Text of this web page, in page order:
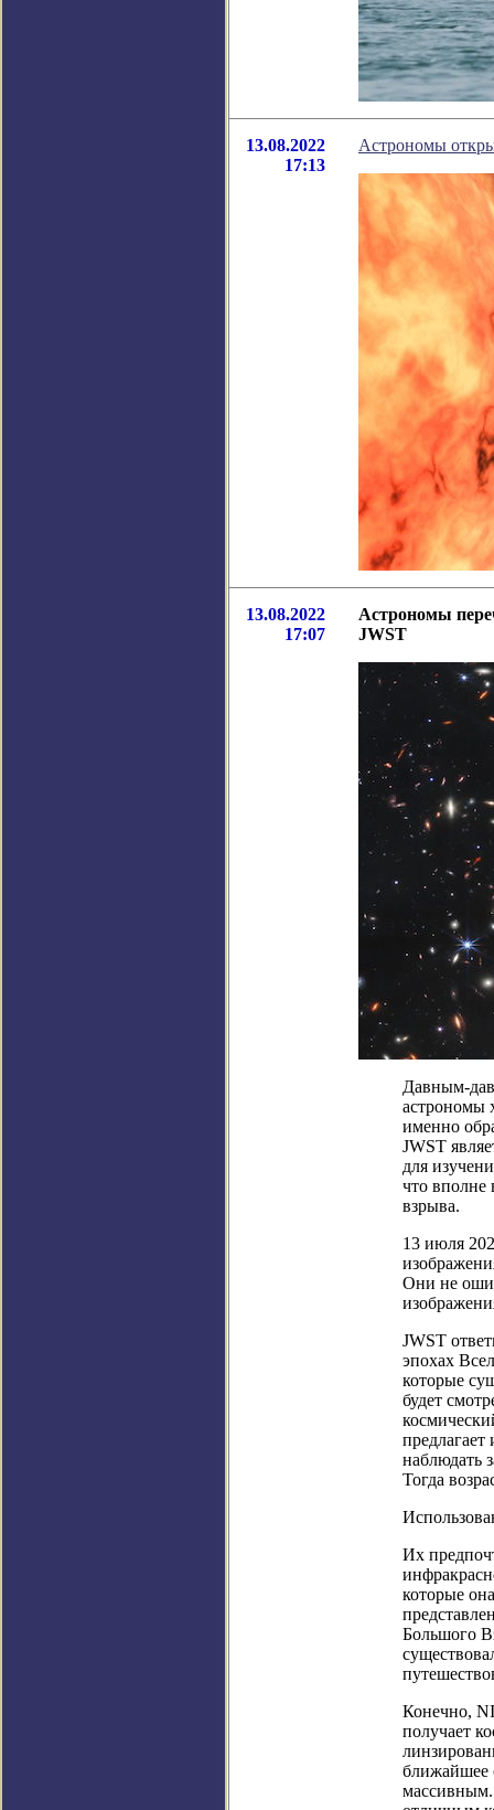
13.08.2022
17:13
Астрономы
13.08.2022
17:07
Астрономы
JWST
Давным-
астрономы
именно
JWST
для
что вполне
взрыва.
13 июля
Они не
JWST
эпохах
которые
будет
наблюдать
Тогда
Их
которые
Большого
Конечно,
получает
ближайшее
массивным.